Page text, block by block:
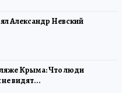
Александр Невский
Крыма: Что люди
видят...